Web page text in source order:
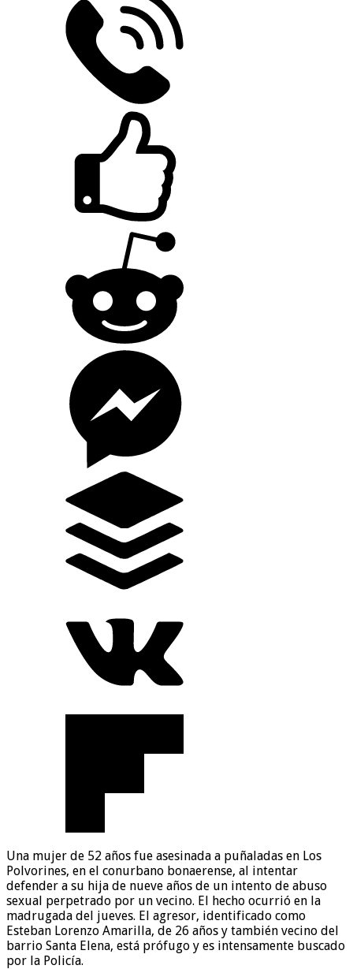
Una mujer de 52 años fue asesinada a puñaladas en Los
Polvorines, en el conurbano bonaerense, al intentar
defender a su hija de nueve años de un intento de abuso
sexual perpetrado por un vecino. El hecho ocurrió en la
madrugada del jueves. El agresor, identificado como
Esteban Lorenzo Amarilla, de 26 años y también vecino del
barrio Santa Elena, está prófugo y es intensamente buscado
por la Policía.